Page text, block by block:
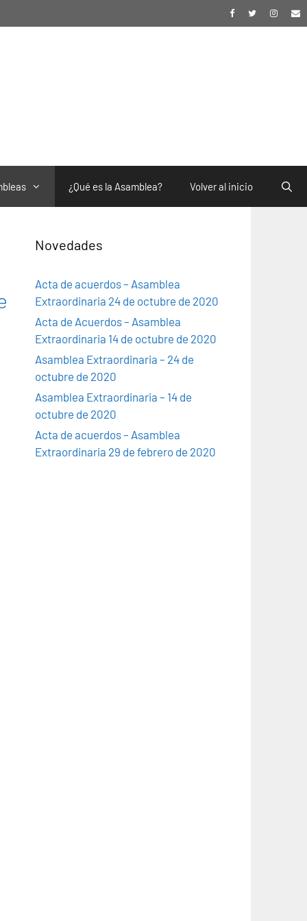
¿Qué es la Asamblea? Volver al inicio
Novedades
Acta de acuerdos – Asamblea
Extraordinaria 24 de octubre de 2020
Acta de Acuerdos – Asamblea
Extraordinaria 14 de octubre de 2020
Asamblea Extraordinaria – 24 de
octubre de 2020
Asamblea Extraordinaria – 14 de
octubre de 2020
Acta de acuerdos – Asamblea
Extraordinaria 29 de febrero de 2020